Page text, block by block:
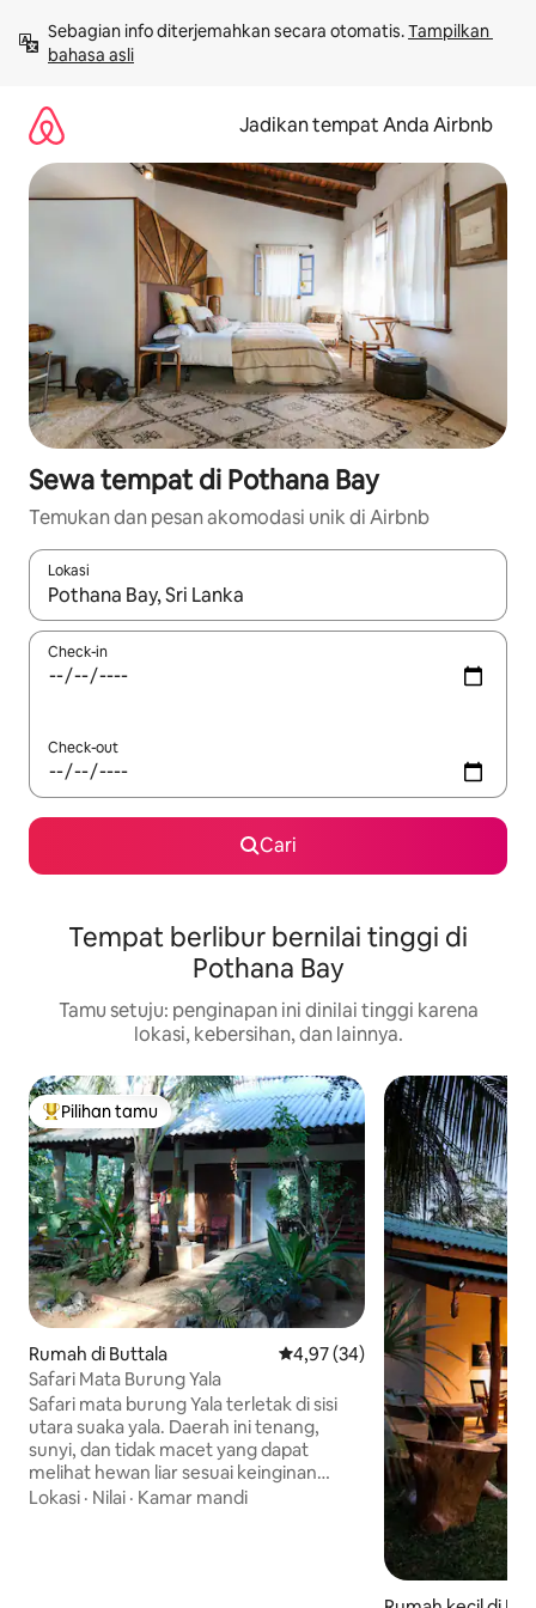
langsung
lihat
Sebagian info diterjemahkan secara otomatis. Tampilkan
bahasa asli
Jadikan tempat Anda Airbnb
Sewa tempat di Pothana Bay
Temukan dan pesan akomodasi unik di Airbnb
Lokasi
Jika hasil yang dicari tersedia, telusuri dengan tombol panah
Check-in
Check-out
Cari
Tempat berlibur bernilai tinggi di
Pothana Bay
Tamu setuju: penginapan ini dinilai tinggi karena
lokasi, kebersihan, dan lainnya.
Pilihan tamu terpopuler
Pilihan tamu
Rumah di Buttala Nilai rata-rata 4,97 dari 5, 34
4,97 (34)
Safari Mata Burung Yala
Safari mata burung Yala terletak di sisi
utara suaka yala. Daerah ini tenang,
sunyi, dan tidak macet yang dapat
melihat hewan liar sesuai keinginan
Anda. Anda bisa masuk ke blok yala 3,4,5
Lokasi · Nilai · Kamar mandi